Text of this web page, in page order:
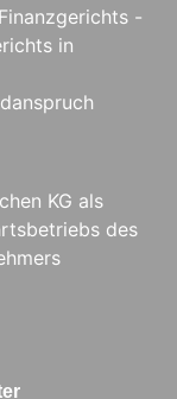
-
in
KG als
des